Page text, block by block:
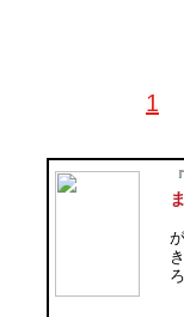
1
都立荏原病院での内
年、国立がんセンタ
降、一貫してがん患
ンター）中央病院精
精神腫瘍科長。2020
有明病院腫瘍精神科
『